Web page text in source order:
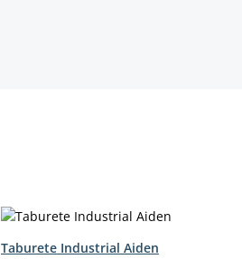
Taburete Industrial Aiden